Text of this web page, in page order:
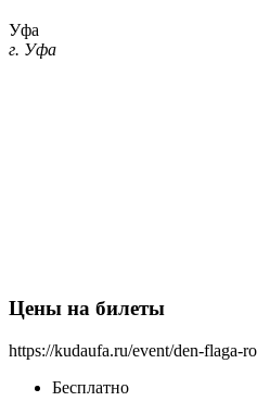
Уфа
г. Уфа
Цены на билеты
https://kudaufa.ru/event/den-flaga-
Бесплатно